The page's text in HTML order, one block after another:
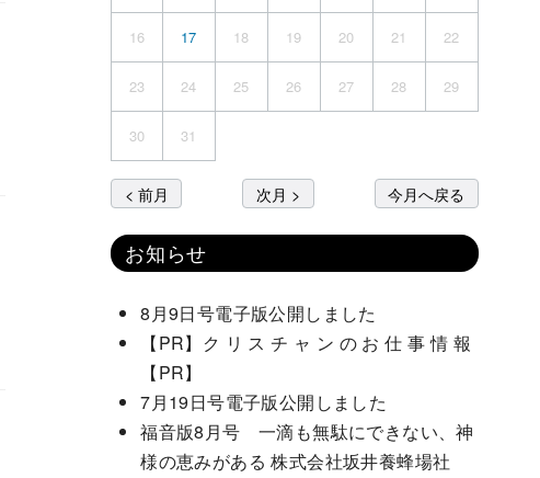
16 17 18 19 20 21 22
23 24 25 26 27 28 29
30 31
< 前月 次月 > 今月へ戻る
お知らせ
8月9日号電子版公開しました
【PR】ク リ ス チ ャ ン の お 仕 事 情 報
【PR】
7月19日号電子版公開しました
福音版8月号 一滴も無駄にできない、神
様の恵みがある 株式会社坂井養蜂場社